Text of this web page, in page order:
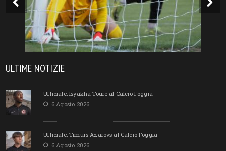
ULTIME NOTIZIE
Ufficiale: Isyakha Tourè al Calcio Foggia
6 Agosto 2026
Ufficiale: Timurs Azarovs al Calcio Foggia
6 Agosto 2026